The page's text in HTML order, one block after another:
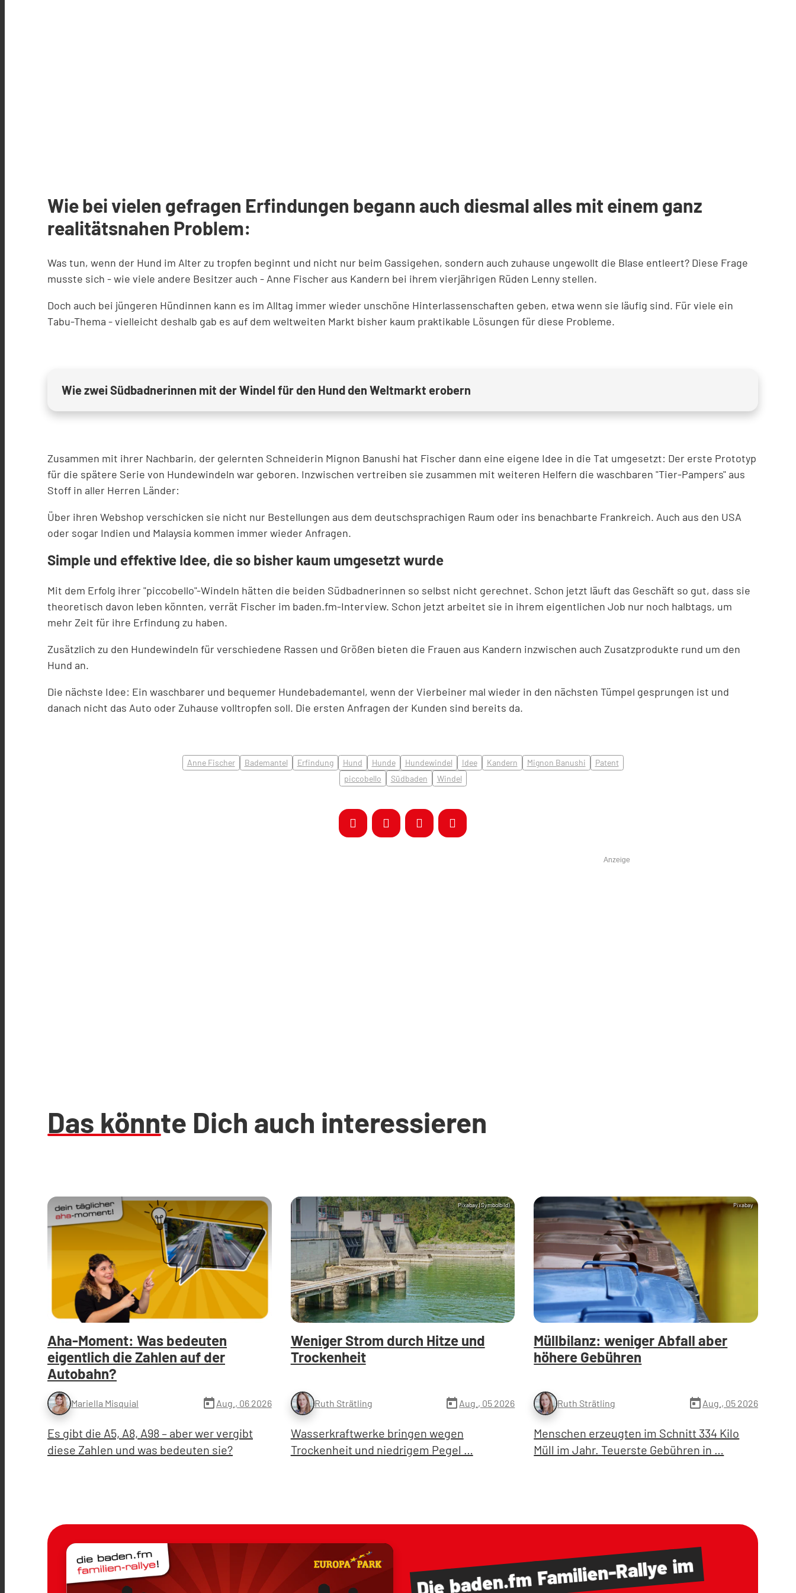
Wie bei vielen gefragen Erfindungen begann auch diesmal alles mit einem ganz
realitätsnahen Problem:
Was tun, wenn der Hund im Alter zu tropfen beginnt und nicht nur beim Gassigehen, sondern auch zuhause ungewollt die Blase entleert? Diese Frage
musste sich - wie viele andere Besitzer auch - Anne Fischer aus Kandern bei ihrem vierjährigen Rüden Lenny stellen.
Doch auch bei jüngeren Hündinnen kann es im Alltag immer wieder unschöne Hinterlassenschaften geben, etwa wenn sie läufig sind. Für viele ein
Tabu-Thema - vielleicht deshalb gab es auf dem weltweiten Markt bisher kaum praktikable Lösungen für diese Probleme.
Wie zwei Südbadnerinnen mit der Windel für den Hund den Weltmarkt erobern
Zusammen mit ihrer Nachbarin, der gelernten Schneiderin Mignon Banushi hat Fischer dann eine eigene Idee in die Tat umgesetzt: Der erste Prototyp
für die spätere Serie von Hundewindeln war geboren. Inzwischen vertreiben sie zusammen mit weiteren Helfern die waschbaren "Tier-Pampers" aus
Stoff in aller Herren Länder:
Über ihren Webshop verschicken sie nicht nur Bestellungen aus dem deutschsprachigen Raum oder ins benachbarte Frankreich. Auch aus den USA
oder sogar Indien und Malaysia kommen immer wieder Anfragen.
Simple und effektive Idee, die so bisher kaum umgesetzt wurde
Mit dem Erfolg ihrer "piccobello"-Windeln hätten die beiden Südbadnerinnen so selbst nicht gerechnet. Schon jetzt läuft das Geschäft so gut, dass sie
theoretisch davon leben könnten, verrät Fischer im baden.fm-Interview. Schon jetzt arbeitet sie in ihrem eigentlichen Job nur noch halbtags, um
mehr Zeit für ihre Erfindung zu haben.
Zusätzlich zu den Hundewindeln für verschiedene Rassen und Größen bieten die Frauen aus Kandern inzwischen auch Zusatzprodukte rund um den
Hund an.
Die nächste Idee: Ein waschbarer und bequemer Hundebademantel, wenn der Vierbeiner mal wieder in den nächsten Tümpel gesprungen ist und
danach nicht das Auto oder Zuhause volltropfen soll. Die ersten Anfragen der Kunden sind bereits da.
Anne Fischer Bademantel Erfindung Hund Hunde Hundewindel Idee Kandern Mignon Banushi
Patent
piccobello
Südbaden Windel
Anzeige
Das könnte Dich auch interessieren
Aha-Moment: Was bedeuten
eigentlich die Zahlen auf der
Autobahn?
Mariella Misquial today Aug., 06 2026
Es gibt die A5, A8, A98 – aber wer vergibt
diese Zahlen und was bedeuten sie?
Pixabay (Symbolbild)
Weniger Strom durch Hitze und
Trockenheit
Ruth Strätling todayAug., 05 2026
Wasserkraftwerke bringen wegen
Trockenheit und niedrigem Pegel …
Pixabay
Müllbilanz: weniger Abfall aber
höhere Gebühren
Ruth Strätling today Aug., 05 2026
Menschen erzeugten im Schnitt 334 Kilo
Müll im Jahr. Teuerste Gebühren in …
Die baden.fmFamilien-Rallyeim